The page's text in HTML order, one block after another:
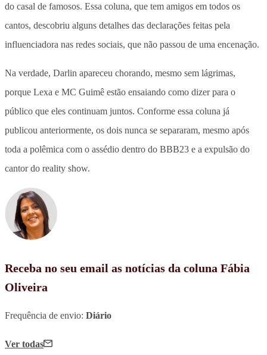
do casal de famosos. Essa coluna, que tem amigos em todos os
cantos, descobriu alguns detalhes das declarações feitas pela
influenciadora nas redes sociais, que não passou de uma encenação.
Na verdade, Darlin apareceu chorando, mesmo sem lágrimas,
porque Lexa e MC Guimê estão ensaiando como dizer para o
público que eles continuam juntos. Conforme essa coluna já
publicou anteriormente, os dois nunca se separaram, mesmo após
toda a polêmica com o assédio dentro do BBB23 e a expulsão do
cantor do reality show.
Receba no seu email as notícias da coluna Fábia
Oliveira
Frequência de envio: Diário
Ver todas